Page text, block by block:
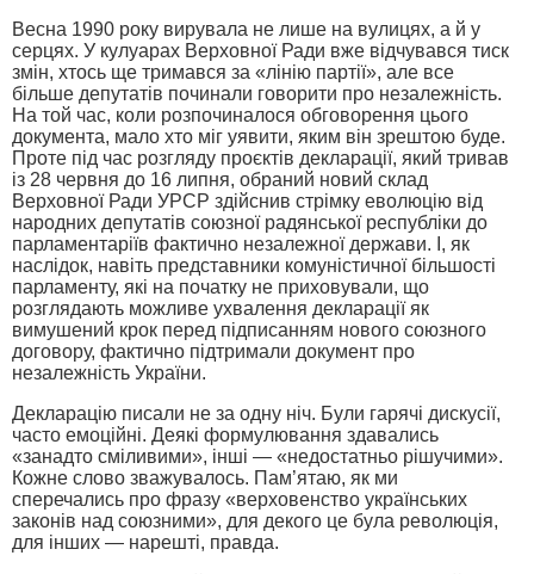
Весна 1990 року вирувала не лише на вулицях, а й у
серцях. У кулуарах Верховної Ради вже відчувався тиск
змін, хтось ще тримався за «лінію партії», але все
більше депутатів починали говорити про незалежність.
На той час, коли розпочиналося обговорення цього
документа, мало хто міг уявити, яким він зрештою буде.
Проте під час розгляду проєктів декларації, який тривав
із 28 червня до 16 липня, обраний новий склад
Верховної Ради УРСР здійснив стрімку еволюцію від
народних депутатів союзної радянської республіки до
парламентаріїв фактично незалежної держави. І, як
наслідок, навіть представники комуністичної більшості
парламенту, які на початку не приховували, що
розглядають можливе ухвалення декларації як
вимушений крок перед підписанням нового союзного
договору, фактично підтримали документ про
незалежність України.
Декларацію писали не за одну ніч. Були гарячі дискусії,
часто емоційні. Деякі формулювання здавались
«занадто сміливими», інші — «недостатньо рішучими».
Кожне слово зважувалось. Пам’ятаю, як ми
сперечались про фразу «верховенство українських
законів над союзними», для декого це була революція,
для інших — нарешті, правда.